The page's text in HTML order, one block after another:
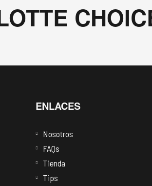
ENLACES
Nosotros
FAQs
Tienda
Tips